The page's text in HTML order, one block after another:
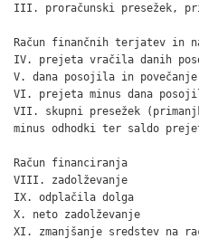
III. proračunski
Račun finančnih terjatev in
IV. prejeta vračila danih
V. dana posojila in
VI. prejeta minus dana
VII. skupni presežek
minus odhodki ter saldo
Račun financiranja
VIII. zadolževanje
IX. odplačila dolga
X. neto zadolževanje
XI. zmanjšanje sredstev